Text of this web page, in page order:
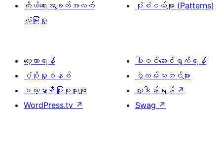
ကိုယ်ရေးအချက်အလက်
လုံခြုံမှု
ပုံစံငယ်များ (Patterns)
လေ့လာရန်
ပံ့ပိုးမှုစနစ်
ဒဏ္ဍာရီပြုစုသူများ
WordPress.tv ↗
ပါဝင်ဆောင်ရွက်ရန်
ပွဲလမ်းသဘင်များ
လှူဒါန်းရန် ↗
Swag ↗